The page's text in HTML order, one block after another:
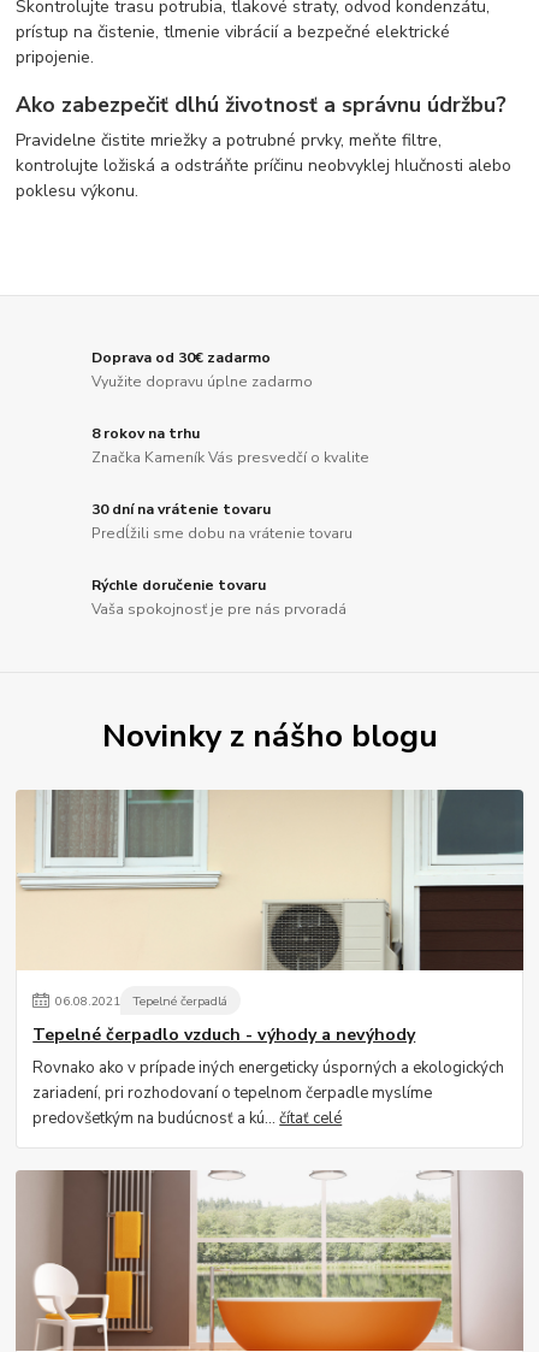
Skontrolujte trasu potrubia, tlakové straty, odvod kondenzátu,
prístup na čistenie, tlmenie vibrácií a bezpečné elektrické
pripojenie.
Ako zabezpečiť dlhú životnosť a správnu údržbu?
Pravidelne čistite mriežky a potrubné prvky, meňte filtre,
kontrolujte ložiská a odstráňte príčinu neobvyklej hlučnosti alebo
poklesu výkonu.
Doprava od 30€ zadarmo
Využite dopravu úplne zadarmo
8 rokov na trhu
Značka Kameník Vás presvedčí o kvalite
30 dní na vrátenie tovaru
Predĺžili sme dobu na vrátenie tovaru
Rýchle doručenie tovaru
Vaša spokojnosť je pre nás prvoradá
Novinky z nášho blogu
06.08.2021 Tepelné čerpadlá
Tepelné čerpadlo vzduch - výhody a nevýhody
Rovnako ako v prípade iných energeticky úsporných a ekologických
zariadení, pri rozhodovaní o tepelnom čerpadle myslíme
predovšetkým na budúcnosť a kú...čítať celé